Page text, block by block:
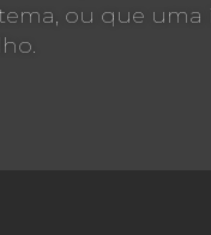
ou que